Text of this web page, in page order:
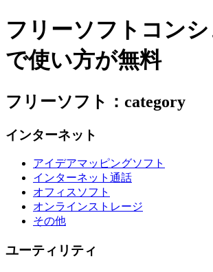
フリーソフトコン
で使い方が無料
フリーソフト：category
インターネット
アイデアマッピングソフト
インターネット通話
オフィスソフト
オンラインストレージ
その他
ユーティリティ